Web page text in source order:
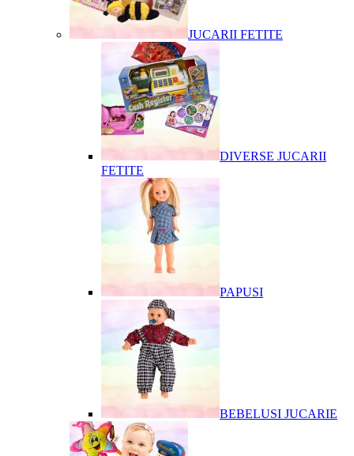
JUCARII FETITE
DIVERSE JUCARII
FETITE
PAPUSI
BEBELUSI JUCARIE